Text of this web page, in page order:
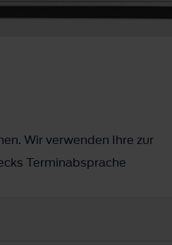
Wir verwenden Ihre zur
Terminabsprache